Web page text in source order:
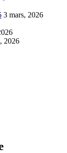
3 mars, 2026
2026